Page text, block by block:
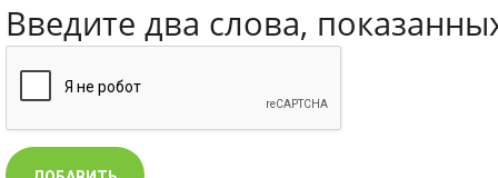
Введите два слова,